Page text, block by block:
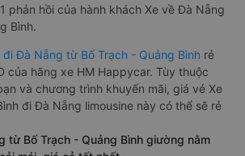
phản hồi của hành khách Xe về Đà Nẵng
Bình.
đi Đà Nẵng từ Bố Trạch - Quảng Bình rẻ
của hãng xe HM Happycar. Tùy thuộc
và chương trình khuyến mãi, giá vé Xe
đi Đà Nẵng limousine này có thể sẽ rẻ
từ Bố Trạch - Quảng Bình giường nằm